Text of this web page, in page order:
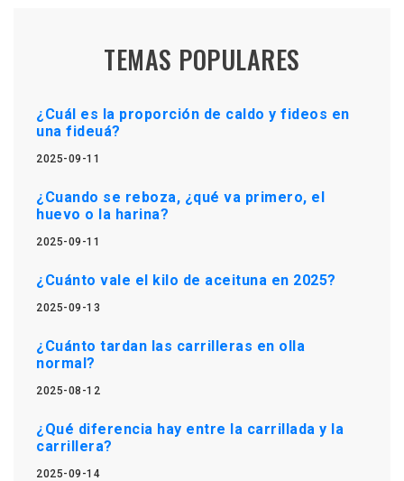
TEMAS POPULARES
¿Cuál es la proporción de caldo y fideos en
una fideuá?
2025-09-11
¿Cuando se reboza, ¿qué va primero, el
huevo o la harina?
2025-09-11
¿Cuánto vale el kilo de aceituna en 2025?
2025-09-13
¿Cuánto tardan las carrilleras en olla
normal?
2025-08-12
¿Qué diferencia hay entre la carrillada y la
carrillera?
2025-09-14